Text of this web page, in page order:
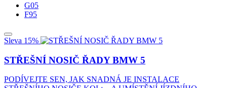
G05
F95
Sleva 15%
STŘEŠNÍ NOSIČ ŘADY BMW 5
PODÍVEJTE SEN, JAK SNADNÁ JE INSTALACE